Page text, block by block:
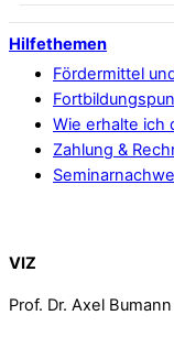
Hilfethemen
Fördermittel
Wie erhalte ich
Zahlung &
VIZ
Prof. Dr. Axel Bumann